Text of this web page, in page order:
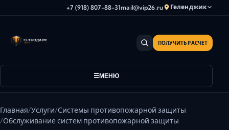
+7 (918) 807-88-31mail@vip26.ru Геленджик
Анапа
Владикавказ
Волгодонск
МЕНЮ
ПОЛУЧИТЬ РАСЧЕТ
Главная Услуги Системы противопожарной защиты
Обслуживание систем противопожарной защиты